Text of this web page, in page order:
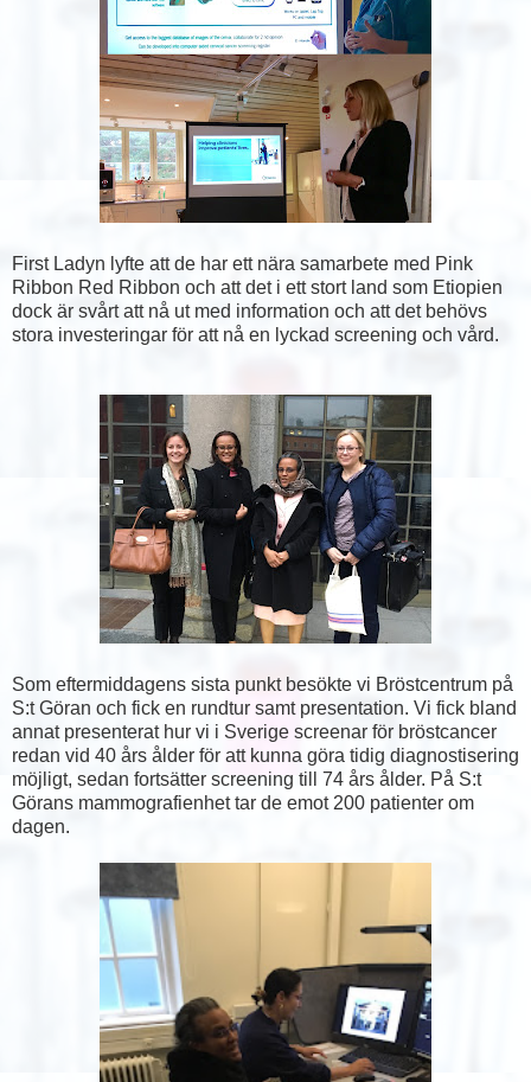
First Ladyn lyfte att de har ett nära samarbete med Pink
Ribbon Red Ribbon och att det i ett stort land som Etiopien
dock är svårt att nå ut med information och att det behövs
stora investeringar för att nå en lyckad screening och vård.
Som eftermiddagens sista punkt besökte vi Bröstcentrum på
S:t Göran och fick en rundtur samt presentation. Vi fick bland
annat presenterat hur vi i Sverige screenar för bröstcancer
redan vid 40 års ålder för att kunna göra tidig diagnostisering
möjligt, sedan fortsätter screening till 74 års ålder. På S:t
Görans mammografienhet tar de emot 200 patienter om
dagen.